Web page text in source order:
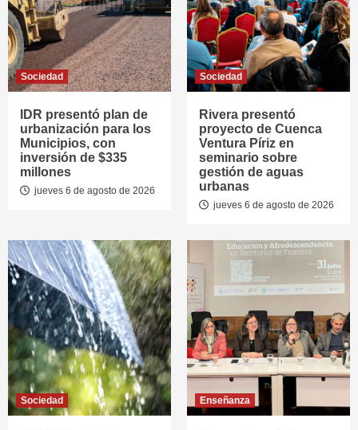
Sociedad
IDR presentó plan de
urbanización para los
Municipios, con
inversión de $335
millones
jueves 6 de agosto de 2026
Sociedad
Rivera presentó
proyecto de Cuenca
Ventura Píriz en
seminario sobre
gestión de aguas
urbanas
jueves 6 de agosto de 2026
Sociedad Enseñanza